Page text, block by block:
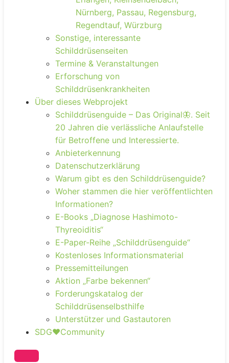
Nürnberg, Passau, Regensburg,
Regendtauf, Würzburg
Sonstige, interessante
Schilddrüsenseiten
Termine & Veranstaltungen
Erforschung von
Schilddrüsenkrankheiten
Über dieses Webprojekt
Schilddrüsenguide – Das Original🦋. Seit
20 Jahren die verlässliche Anlaufstelle
für Betroffene und Interessierte.
Anbieterkennung
Datenschutzerklärung
Warum gibt es den Schilddrüsenguide?
Woher stammen die hier veröffentlichten
Informationen?
E-Books „Diagnose Hashimoto-
Thyreoiditis“
E-Paper-Reihe „Schilddrüsenguide“
Kostenloses Informationsmaterial
Pressemitteilungen
Aktion „Farbe bekennen“
Forderungskatalog der
Schilddrüsenselbsthilfe
Unterstützer und Gastautoren
SDG❤️Community